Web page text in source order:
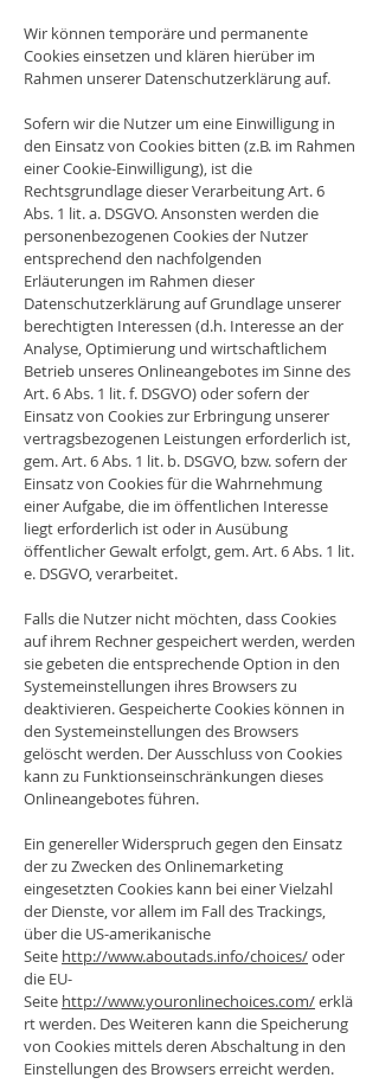
Wir können temporäre und permanente
Cookies einsetzen und klären hierüber im
Rahmen unserer Datenschutzerklärung auf.
Sofern wir die Nutzer um eine Einwilligung in
den Einsatz von Cookies bitten (z.B. im Rahmen
einer Cookie-Einwilligung), ist die
Rechtsgrundlage dieser Verarbeitung Art. 6
Abs. 1 lit. a. DSGVO. Ansonsten werden die
personenbezogenen Cookies der Nutzer
entsprechend den nachfolgenden
Erläuterungen im Rahmen dieser
Datenschutzerklärung auf Grundlage unserer
berechtigten Interessen (d.h. Interesse an der
Analyse, Optimierung und wirtschaftlichem
Betrieb unseres Onlineangebotes im Sinne des
Art. 6 Abs. 1 lit. f. DSGVO) oder sofern der
Einsatz von Cookies zur Erbringung unserer
vertragsbezogenen Leistungen erforderlich ist,
gem. Art. 6 Abs. 1 lit. b. DSGVO, bzw. sofern der
Einsatz von Cookies für die Wahrnehmung
einer Aufgabe, die im öffentlichen Interesse
liegt erforderlich ist oder in Ausübung
öffentlicher Gewalt erfolgt, gem. Art. 6 Abs. 1 lit.
e. DSGVO, verarbeitet.
Falls die Nutzer nicht möchten, dass Cookies
auf ihrem Rechner gespeichert werden, werden
sie gebeten die entsprechende Option in den
Systemeinstellungen ihres Browsers zu
deaktivieren. Gespeicherte Cookies können in
den Systemeinstellungen des Browsers
gelöscht werden. Der Ausschluss von Cookies
kann zu Funktionseinschränkungen dieses
Onlineangebotes führen.
Ein genereller Widerspruch gegen den Einsatz
der zu Zwecken des Onlinemarketing
eingesetzten Cookies kann bei einer Vielzahl
der Dienste, vor allem im Fall des Trackings,
über die US-amerikanische
Seite http://www.aboutads.info/choices/oder
die EU-
Seite http://www.youronlinechoices.com/erklä
rt werden. Des Weiteren kann die Speicherung
von Cookies mittels deren Abschaltung in den
Einstellungen des Browsers erreicht werden.